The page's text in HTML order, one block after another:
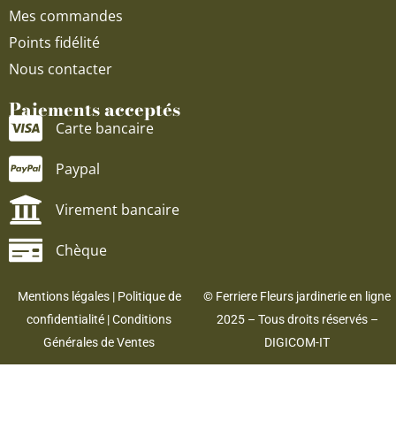
Mes commandes
Points fidélité
Nous contacter
Paiements acceptés
Carte bancaire
Paypal
Virement bancaire
Chèque
Mentions légales| Politique de
confidentialité |Conditions
Générales de Ventes
© Ferriere Fleurs jardinerie en ligne
2025 – Tous droits réservés –
DIGICOM-IT